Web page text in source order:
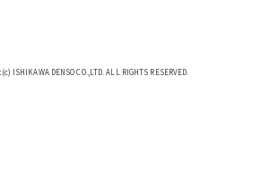
ISHIKAWA DENSO CO.,LTD. ALL RIGHTS RESERVED.